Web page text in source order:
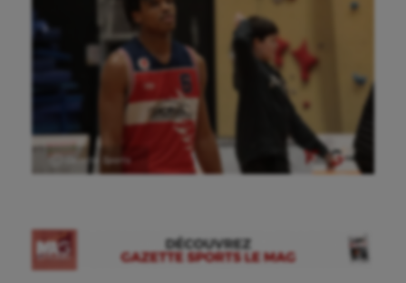
Ⓒ Gazette Sports